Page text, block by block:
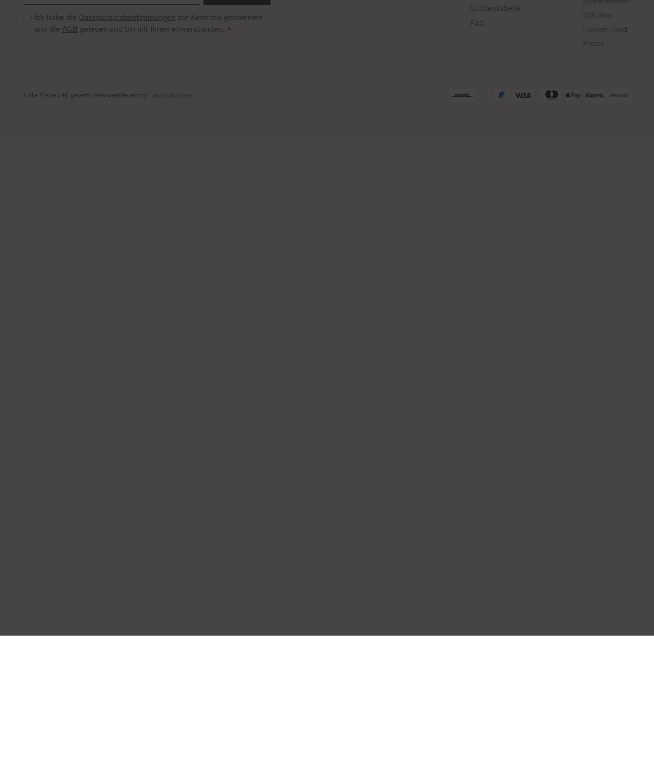
Ich habe die Datenschutzbestimmungen zur Kenntnis genommen
und dieAGB gelesen und bin mit ihnen einverstanden. *
Größentabelle
FAQ
Barrierefreiheit
B2B Shop
Fashion Cloud
Presse
* Alle Preise inkl. gesetzl. Mehrwertsteuer zzgl. Versandkosten